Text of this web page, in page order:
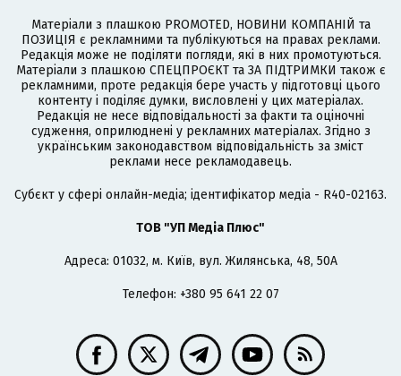
Матеріали з плашкою PROMOTED, НОВИНИ КОМПАНІЙ та
ПОЗИЦІЯ є рекламними та публікуються на правах реклами.
Редакція може не поділяти погляди, які в них промотуються.
Матеріали з плашкою СПЕЦПРОЄКТ та ЗА ПІДТРИМКИ також є
рекламними, проте редакція бере участь у підготовці цього
контенту і поділяє думки, висловлені у цих матеріалах.
Редакція не несе відповідальності за факти та оціночні
судження, оприлюднені у рекламних матеріалах. Згідно з
українським законодавством відповідальність за зміст
реклами несе рекламодавець.
Cубєкт у сфері онлайн-медіа; ідентифікатор медіа - R40-02163.
ТОВ "УП Медіа Плюс"
Адреса: 01032, м. Київ, вул. Жилянська, 48, 50А
Телефон: +380 95 641 22 07